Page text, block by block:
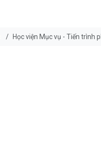
Học viện Mục vụ - Tiến trình